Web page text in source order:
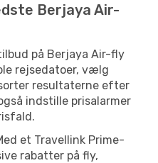
Berjaya Air-
på Berjaya Air-fly
rejsedatoer, vælg
resultaterne efter
indstille prisalarmer
et Travellink Prime-
rabatter på fly,